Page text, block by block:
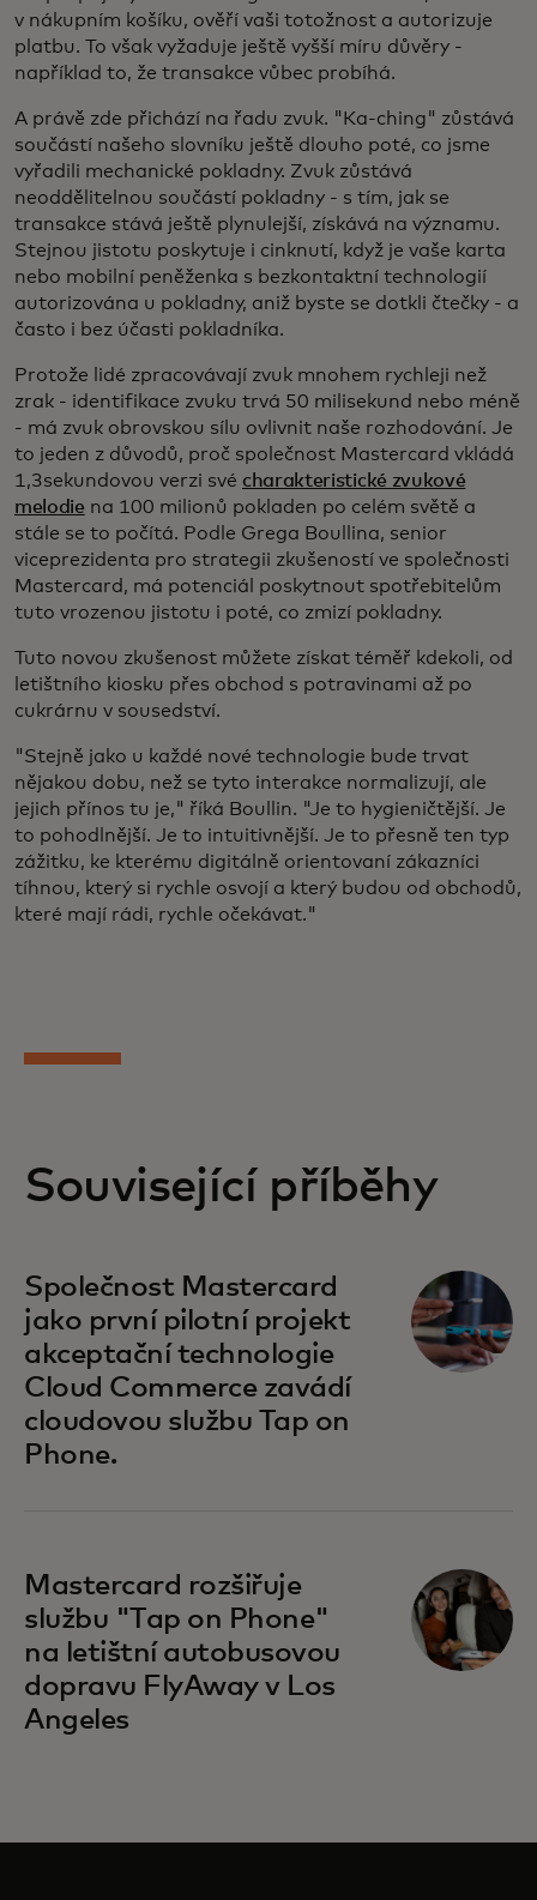
v nákupním košíku, ověří vaši totožnost a autorizuje
platbu. To však vyžaduje ještě vyšší míru důvěry -
například to, že transakce vůbec probíhá.
A právě zde přichází na řadu zvuk. "Ka-ching" zůstává
součástí našeho slovníku ještě dlouho poté, co jsme
vyřadili mechanické pokladny. Zvuk zůstává
neoddělitelnou součástí pokladny - s tím, jak se
transakce stává ještě plynulejší, získává na významu.
Stejnou jistotu poskytuje i cinknutí, když je vaše karta
nebo mobilní peněženka s bezkontaktní technologií
autorizována u pokladny, aniž byste se dotkli čtečky - a
často i bez účasti pokladníka.
Protože lidé zpracovávají zvuk mnohem rychleji než
zrak - identifikace zvuku trvá 50 milisekund nebo méně
- má zvuk obrovskou sílu ovlivnit naše rozhodování. Je
to jeden z důvodů, proč společnost Mastercard vkládá
1,3sekundovou verzi své charakteristické zvukové
melodie na 100 milionů pokladen po celém světě a
stále se to počítá. Podle Grega Boullina, senior
viceprezidenta pro strategii zkušeností ve společnosti
Mastercard, má potenciál poskytnout spotřebitelům
tuto vrozenou jistotu i poté, co zmizí pokladny.
Tuto novou zkušenost můžete získat téměř kdekoli, od
letištního kiosku přes obchod s potravinami až po
cukrárnu v sousedství.
"Stejně jako u každé nové technologie bude trvat
nějakou dobu, než se tyto interakce normalizují, ale
jejich přínos tu je," říká Boullin. "Je to hygieničtější. Je
to pohodlnější. Je to intuitivnější. Je to přesně ten typ
zážitku, ke kterému digitálně orientovaní zákazníci
tíhnou, který si rychle osvojí a který budou od obchodů,
které mají rádi, rychle očekávat."
Související příběhy
Společnost Mastercard
jako první pilotní projekt
akceptační technologie
Cloud Commerce zavádí
cloudovou službu Tap on
Phone.
Mastercard rozšiřuje
službu "Tap on Phone"
na letištní autobusovou
dopravu FlyAway v Los
Angeles